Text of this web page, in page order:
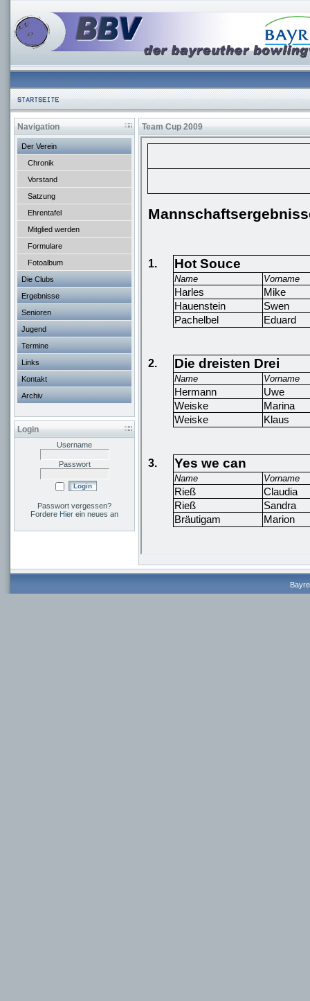
Navigation
Der Verein
Chronik
Vorstand
Satzung
Ehrentafel
Mitglied werden
Formulare
Fotoalbum
Die Clubs
Ergebnisse
Senioren
Jugend
Termine
Links
Kontakt
Archiv
Login
Username
Passwort
Passwort vergessen?
Fordere Hier ein neues an
Team Cup 2009